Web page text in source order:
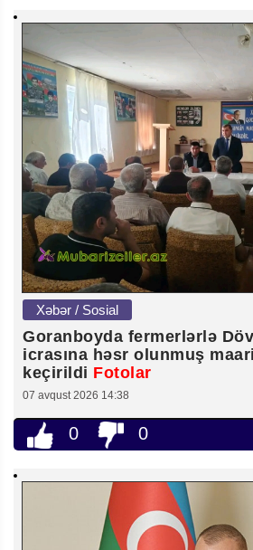
Xəbər / Sosial
Goranboyda fermerlərlə
icrasına həsr olunmuş
keçirildi Fotolar
07 avqust 2026 14:38
0 0